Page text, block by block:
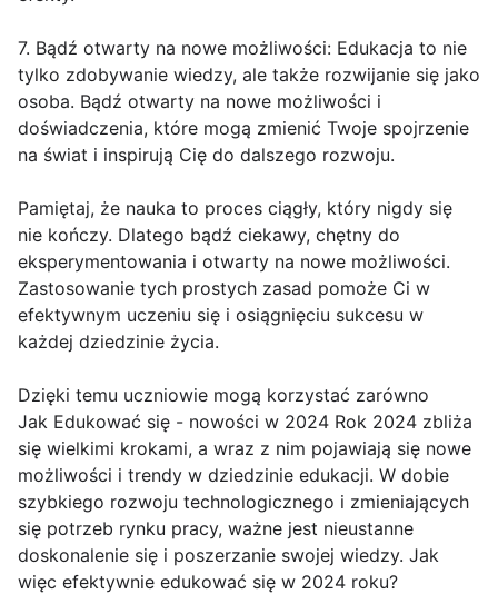
7. Bądź otwarty na nowe możliwości: Edukacja to nie
tylko zdobywanie wiedzy, ale także rozwijanie się jako
osoba. Bądź otwarty na nowe możliwości i
doświadczenia, które mogą zmienić Twoje spojrzenie
na świat i inspirują Cię do dalszego rozwoju.
Pamiętaj, że nauka to proces ciągły, który nigdy się
nie kończy. Dlatego bądź ciekawy, chętny do
eksperymentowania i otwarty na nowe możliwości.
Zastosowanie tych prostych zasad pomoże Ci w
efektywnym uczeniu się i osiągnięciu sukcesu w
każdej dziedzinie życia.
Dzięki temu uczniowie mogą korzystać zarówno
Jak Edukować się - nowości w 2024 Rok 2024 zbliża
się wielkimi krokami, a wraz z nim pojawiają się nowe
możliwości i trendy w dziedzinie edukacji. W dobie
szybkiego rozwoju technologicznego i zmieniających
się potrzeb rynku pracy, ważne jest nieustanne
doskonalenie się i poszerzanie swojej wiedzy. Jak
więc efektywnie edukować się w 2024 roku?